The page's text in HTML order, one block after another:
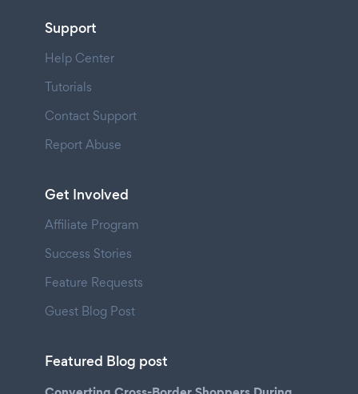
Support
Help Center
Tutorials
Contact Support
Report Abuse
Get Involved
Affiliate Program
Success Stories
Feature Requests
Guest Blog Post
Featured Blog post